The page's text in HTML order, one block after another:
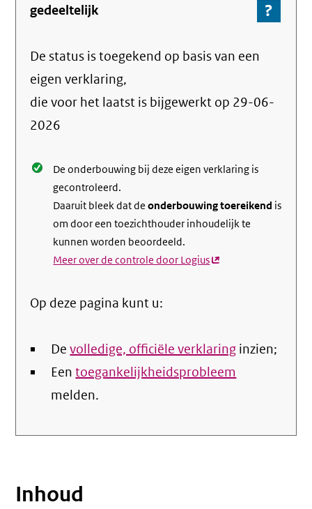
gedeeltelijk
?
Ga
over
De status is toegekend op basis van een
eigen verklaring,
die voor het laatst is bijgewerkt op 29-06-
2026
De onderbouwing bij deze eigen verklaring is
gecontroleerd.
Daaruit bleek dat deonderbouwing toereikend is
om door een toezichthouder inhoudelijk te
kunnen worden beoordeeld.
Meer over de controle door Logius(externe
Op deze pagina kunt u:
Devolledige, officiële verklaring inzien;
Eentoegankelijkheidsprobleem
melden.
Inhoud